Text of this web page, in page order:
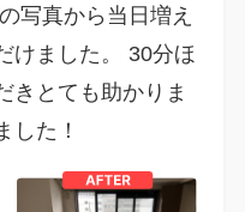
写真から当日増え
けました。 30分ほ
きとても助かりま
した！